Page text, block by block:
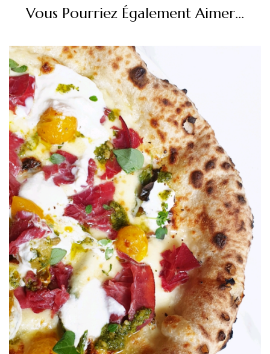
Vous Pourriez Également Aimer...